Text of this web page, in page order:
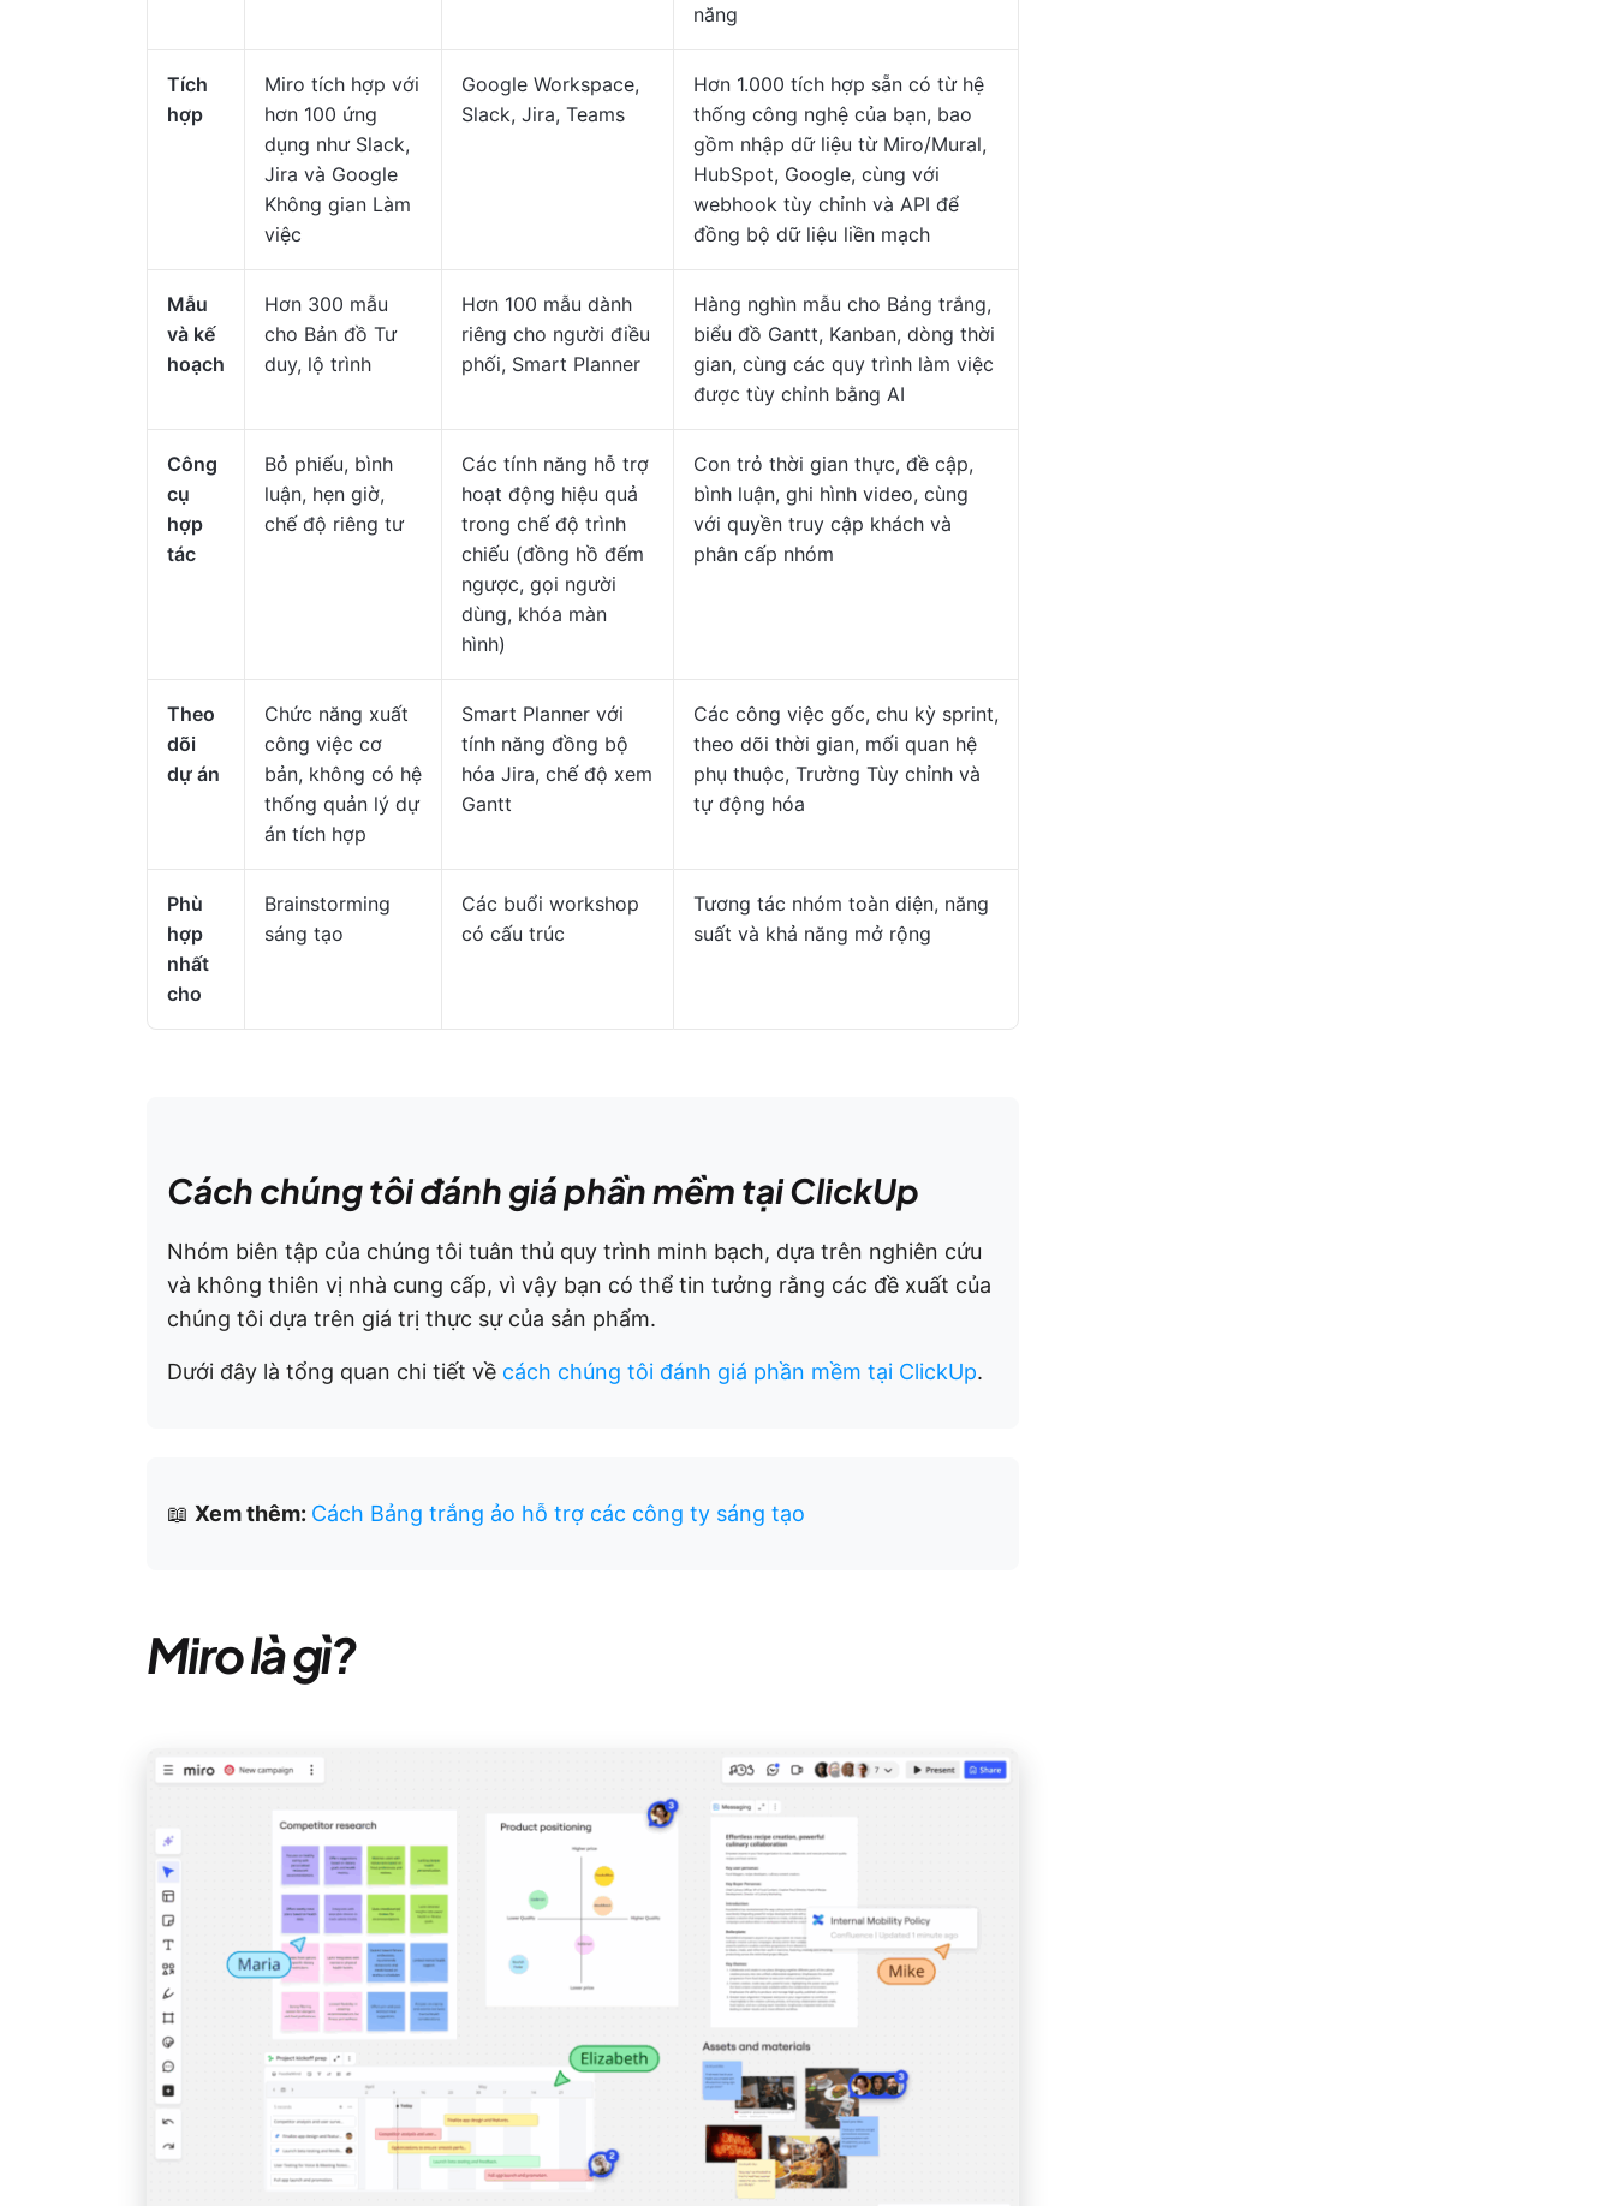
năng
Tích
hợp
Miro tích hợp với
hơn 100 ứng
dụng như Slack,
Jira và Google
Không gian Làm
việc
Google Workspace,
Slack, Jira, Teams
Hơn 1.000 tích hợp sẵn có từ hệ
thống công nghệ của bạn, bao
gồm nhập dữ liệu từ Miro/Mural,
HubSpot, Google, cùng với
webhook tùy chỉnh và API để
đồng bộ dữ liệu liền mạch
Mẫu
và kế
hoạch
Hơn 300 mẫu
cho Bản đồ Tư
duy, lộ trình
Hơn 100 mẫu dành
riêng cho người điều
phối, Smart Planner
Hàng nghìn mẫu cho Bảng trắng,
biểu đồ Gantt, Kanban, dòng thời
gian, cùng các quy trình làm việc
được tùy chỉnh bằng AI
Công
cụ
hợp
tác
Bỏ phiếu, bình
luận, hẹn giờ,
chế độ riêng tư
Các tính năng hỗ trợ
hoạt động hiệu quả
trong chế độ trình
chiếu (đồng hồ đếm
ngược, gọi người
dùng, khóa màn
hình)
Con trỏ thời gian thực, đề cập,
bình luận, ghi hình video, cùng
với quyền truy cập khách và
phân cấp nhóm
Theo
dõi
dự án
Chức năng xuất
công việc cơ
bản, không có hệ
thống quản lý dự
án tích hợp
Smart Planner với
tính năng đồng bộ
hóa Jira, chế độ xem
Gantt
Các công việc gốc, chu kỳ sprint,
theo dõi thời gian, mối quan hệ
phụ thuộc, Trường Tùy chỉnh và
tự động hóa
Phù
hợp
nhất
cho
Brainstorming
sáng tạo
Các buổi workshop
có cấu trúc
Tương tác nhóm toàn diện, năng
suất và khả năng mở rộng
Cách chúng tôi đánh giá phần mềm tại ClickUp
Nhóm biên tập của chúng tôi tuân thủ quy trình minh bạch, dựa trên nghiên cứu
và không thiên vị nhà cung cấp, vì vậy bạn có thể tin tưởng rằng các đề xuất của
chúng tôi dựa trên giá trị thực sự của sản phẩm.
Dưới đây là tổng quan chi tiết về cách chúng tôi đánh giá phần mềm tại ClickUp.
📖 Xem thêm: Cách Bảng trắng ảo hỗ trợ các công ty sáng tạo
Miro là gì?